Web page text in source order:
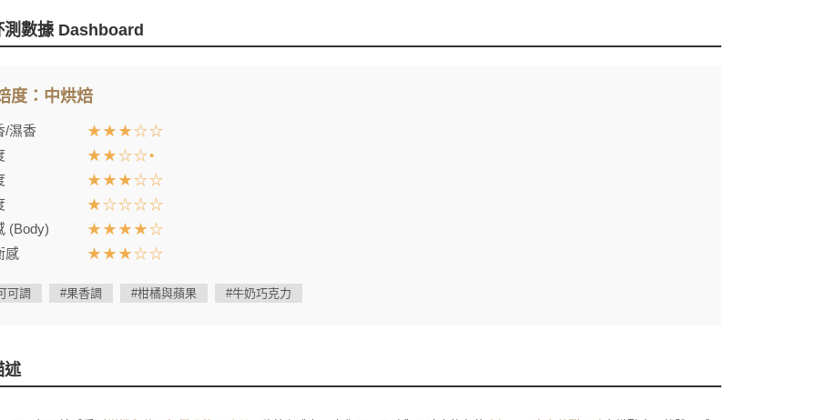
測數據 Dashboard
度：中烘焙
/濕香
★★★☆☆
★★☆☆•
★★★☆☆
★☆☆☆☆
(Body)
★★★★☆
感
★★★☆☆
可調 #果香調 #柑橘與蘋果 #牛奶巧克力
述